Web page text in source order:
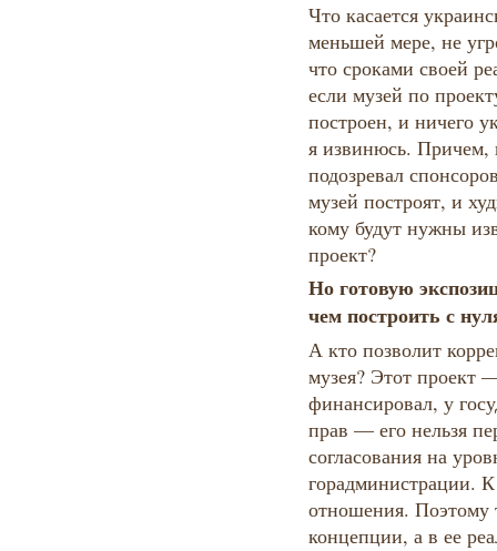
Что касается
меньшей мере, не
что сроками своей
если музей по
построен, и ничего
я извинюсь. Причем,
подозревал
музей построят, и
кому будут нужны
проект?
Но готовую
чем построить с
А кто позволит
музея? Этот проект
финансировал, у
прав — его нельзя
согласования на
горадминистрации.
отношения. Поэтому
концепции, а в ее